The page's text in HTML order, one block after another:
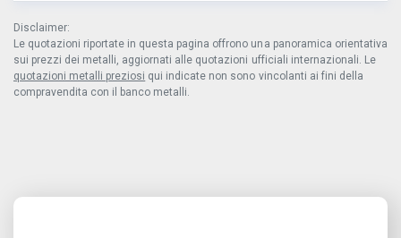
Disclaimer:
Le quotazioni riportate in questa pagina offrono una panoramica orientativa
sui prezzi dei metalli, aggiornati alle quotazioni ufficiali internazionali. Le
quotazioni metalli preziosi qui indicate non sono vincolanti ai fini della
compravendita con il banco metalli.